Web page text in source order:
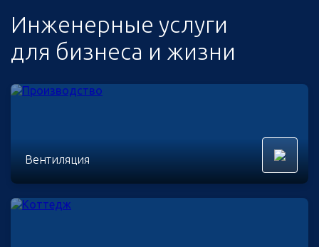
Инженерные услуги
для бизнеса и жизни
Вентиляция